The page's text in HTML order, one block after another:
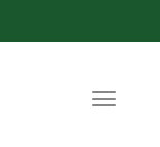
Toggle